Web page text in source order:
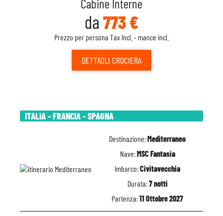
Cabine Interne
da 773 €
Prezzo per persona Tax Incl. - mance incl.
DETTAGLI CROCIERA
ITALIA - FRANCIA - SPAGNA
Destinazione:Mediterraneo
Nave:MSC Fantasia
Imbarco:Civitavecchia
Durata:7 notti
Partenza:11 Ottobre 2027